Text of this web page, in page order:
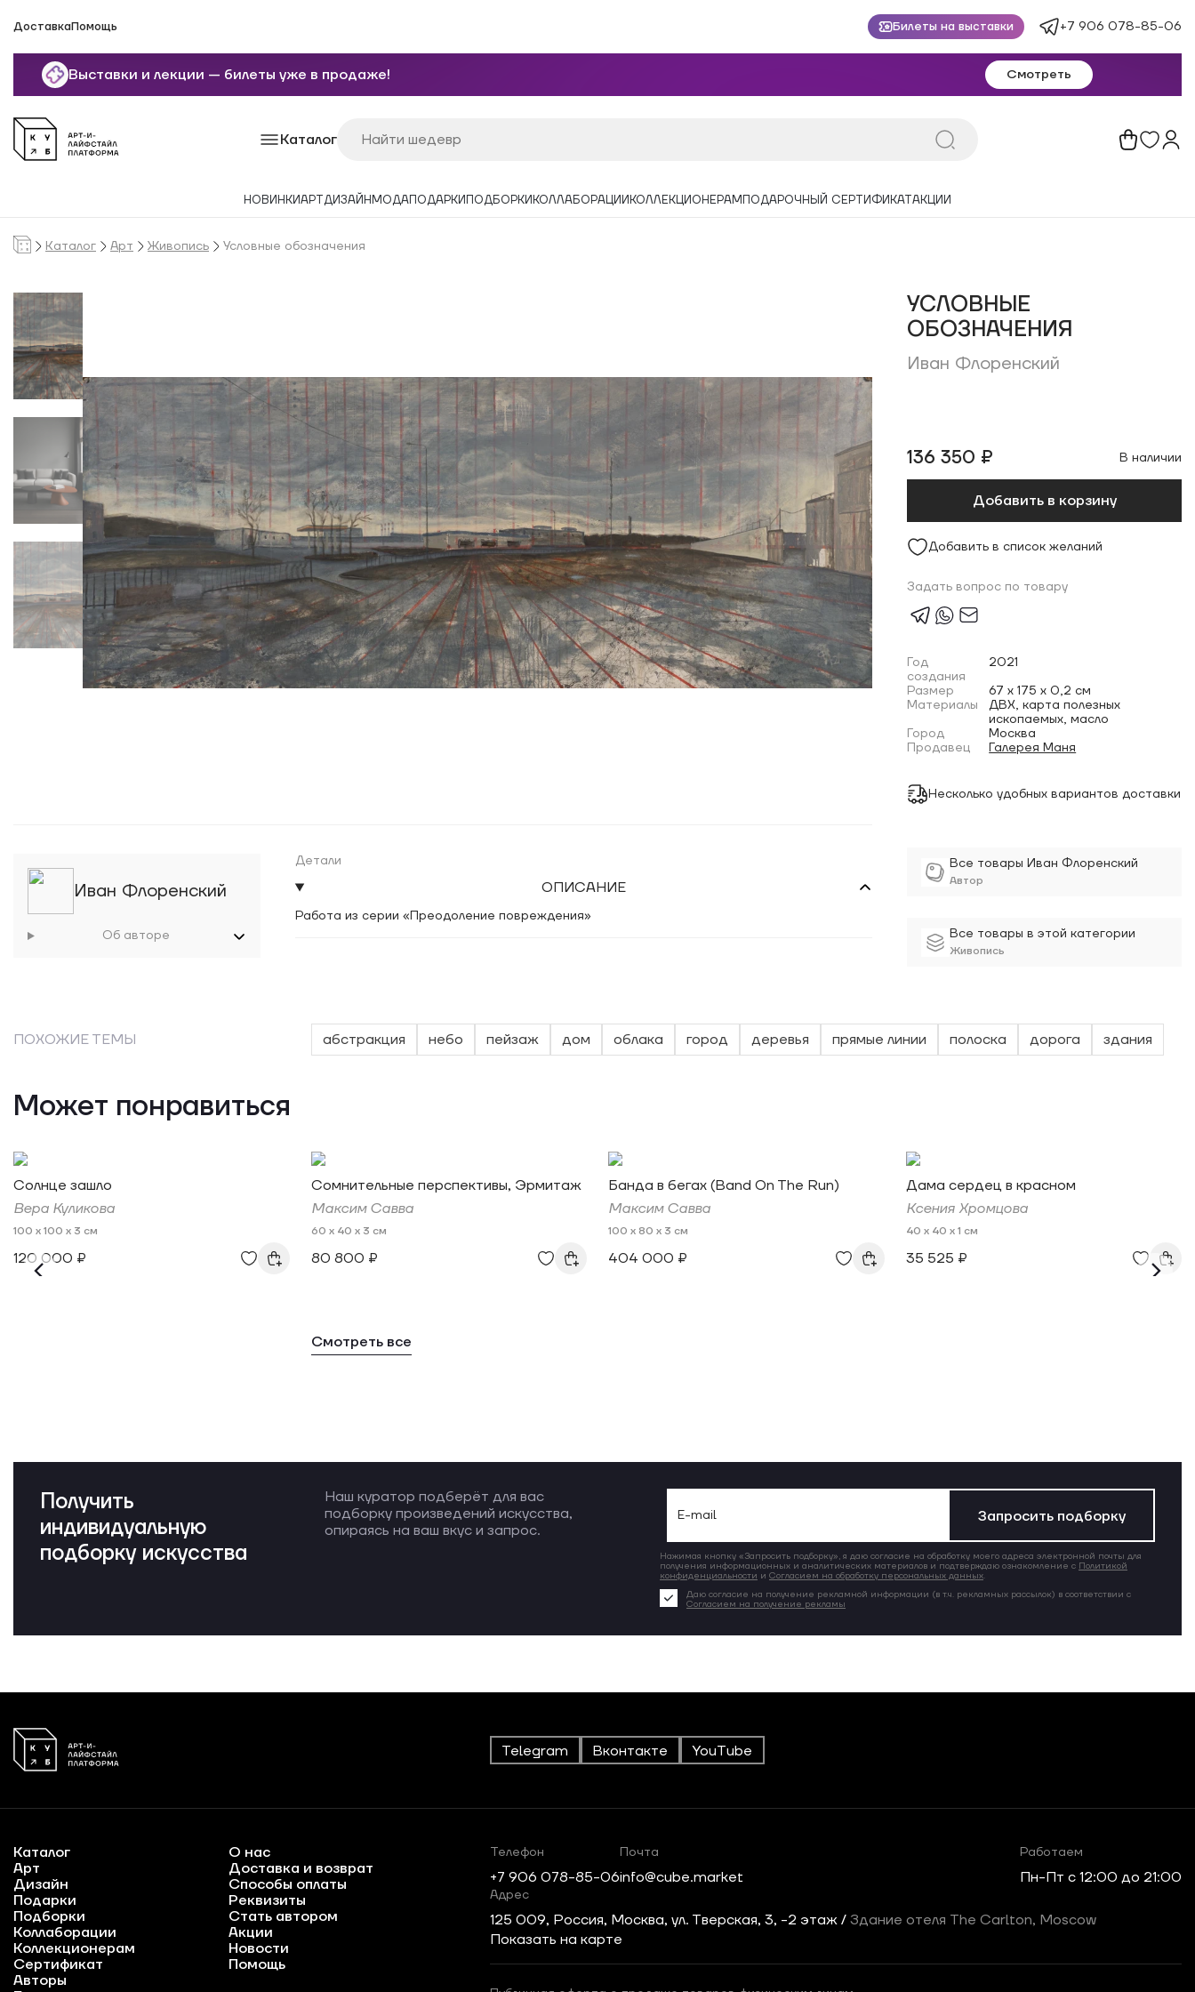
ДоставкаПомощь Билеты на выставки +7 906 078-85-06
Выставки и лекции — билеты уже в продаже! Смотреть
Каталог
НОВИНКИАРТДИЗАЙН МОДАПОДАРКИ ПОДБОРКИ КОЛЛАБОРАЦИИ КОЛЛЕКЦИОНЕРАМ ПОДАРОЧНЫЙ СЕРТИФИКАТАКЦИИ
Каталог Арт Живопись Условные обозначения
УСЛОВНЫЕ
ОБОЗНАЧЕНИЯ
Иван Флоренский
136 350 ₽ В наличии
Добавить в корзину
Добавить в список желаний
Задать вопрос по товару
Год
создания
2021
Размер
67 x 175 x 0,2 см
Материалы
ДВХ, карта полезных
ископаемых, масло
Город
Москва
Продавец
Галерея Маня
Несколько удобных вариантов доставки
Все товары Иван Флоренский
Автор
Все товары в этой категории
Живопись
Иван Флоренский
Об авторе
Детали
ОПИСАНИЕ
Работа из серии «Преодоление повреждения»
ПОХОЖИЕ ТЕМЫ абстракция небо пейзаж дом облака город деревья прямые линии полоска дорога здания
Может понравиться
Солнце зашло
Вера Куликова
100 x 100 x 3 см
120 000 ₽
Сомнительные перспективы, Эрмитаж
Максим Савва
60 x 40 x 3 см
80 800 ₽
Банда в бегах (Band On The Run)
Максим Савва
100 x 80 x 3 см
404 000 ₽
Дама сердец в красном
Ксения Хромцова
40 x 40 x 1 см
35 525 ₽
Смотреть все
Получить
индивидуальную
подборку искусства
Наш куратор подберёт для вас
подборку произведений искусства,
опираясь на ваш вкус и запрос.
Запросить подборку
Нажимая кнопку «Запросить подборку», я даю согласие на обработку моего адреса электронной почты для
получения информационных и аналитических материалов и подтверждаю ознакомление с Политикой
конфиденциальности и Согласием на обработку персональных данных.
Даю согласие на получение рекламной информации (в т.ч. рекламных рассылок) в соответствии с
Согласием на получение рекламы
Telegram Вконтакте YouTube
Каталог
Арт
Дизайн
Подарки
Подборки
Коллаборации
Коллекционерам
Сертификат
Авторы
О нас
Доставка и возврат
Способы оплаты
Реквизиты
Стать автором
Акции
Новости
Помощь
Телефон
+7 906 078-85-06
Почта
info@cube.market
Работаем
Пн-Пт c 12:00 до 21:00
Адрес
125 009, Россия, Москва, ул. Тверская, 3, -2 этаж / Здание отеля The Carlton, Moscow
Показать на карте